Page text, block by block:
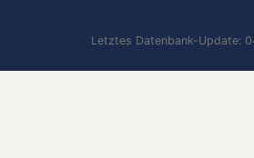
Letztes Datenbank-Update: